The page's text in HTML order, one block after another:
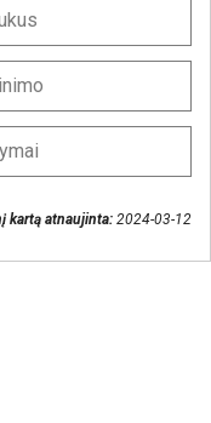
kartą atnaujinta: 2024-03-12